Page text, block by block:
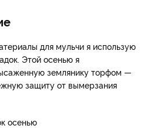
для мульчи я использую
Этой осенью я
землянику торфом —
защиту от вымерзания